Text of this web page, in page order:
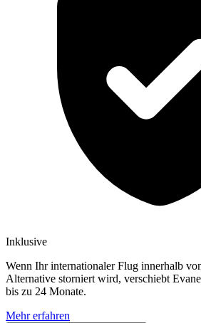
Inklusive
Wenn Ihr internationaler Flug innerhalb
Alternative storniert wird, verschiebt
bis zu 24 Monate.
Mehr erfahren